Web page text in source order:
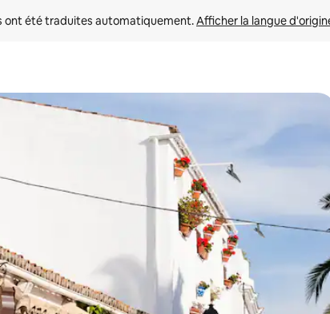
ont été traduites automatiquement. Afficher la langue